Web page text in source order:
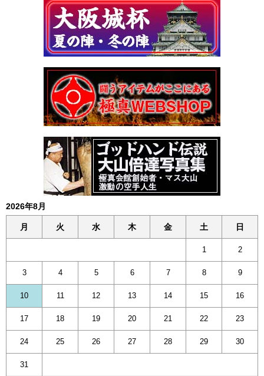
2026年8月
月 火 水 木 金 土 日
1 2
3 4 5 6 7 8 9
10 11 12 13 14 15 16
17 18 19 20 21 22 23
24 25 26 27 28 29 30
31